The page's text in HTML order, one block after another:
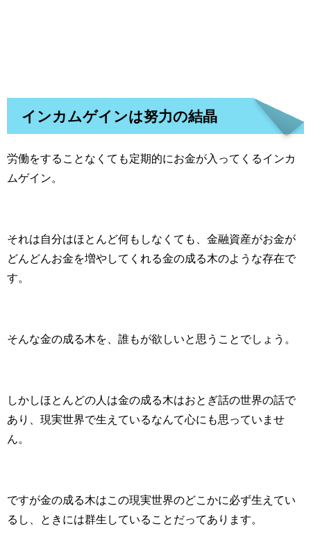
インカムゲインは努力の結晶
労働をすることなくても定期的にお金が入ってくるインカ
ムゲイン。
それは自分はほとんど何もしなくても、金融資産がお金が
どんどんお金を増やしてくれる金の成る木のような存在で
す。
そんな金の成る木を、誰もが欲しいと思うことでしょう。
しかしほとんどの人は金の成る木はおとぎ話の世界の話で
あり、現実世界で生えているなんて心にも思っていませ
ん。
ですが金の成る木はこの現実世界のどこかに必ず生えてい
るし、ときには群生していることだってあります。